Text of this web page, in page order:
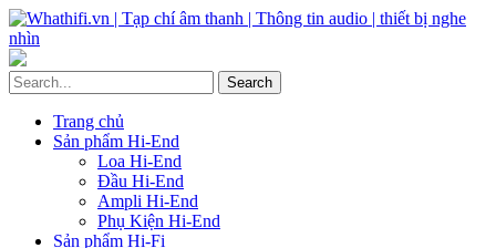
Trang chủ
Sản phẩm Hi-End
Loa Hi-End
Đầu Hi-End
Ampli Hi-End
Phụ Kiện Hi-End
Sản phẩm Hi-Fi